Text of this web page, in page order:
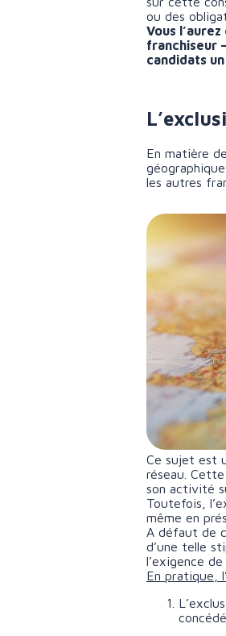
ou des
Vous
franchiseur
candidats
En matière
les autres
Ce sujet est
réseau.
son activité
Toutefois,
même en
A défaut de
d’une telle
l’exigence
En pratique,